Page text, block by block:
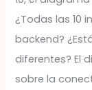
¿Todas las 10
backend?
diferentes? El
sobre la